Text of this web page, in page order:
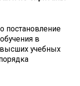
постановление
в
учебных